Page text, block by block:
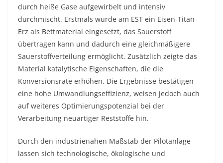
durch heiße Gase aufgewirbelt und intensiv
durchmischt. Erstmals wurde am EST ein Eisen-Titan-
Erz als Bettmaterial eingesetzt, das Sauerstoff
übertragen kann und dadurch eine gleichmäßigere
Sauerstoffverteilung ermöglicht. Zusätzlich zeigte das
Material katalytische Eigenschaften, die die
Konversionsrate erhöhen. Die Ergebnisse bestätigen
eine hohe Umwandlungseffizienz, weisen jedoch auch
auf weiteres Optimierungspotenzial bei der
Verarbeitung neuartiger Reststoffe hin.
Durch den industrienahen Maßstab der Pilotanlage
lassen sich technologische, ökologische und